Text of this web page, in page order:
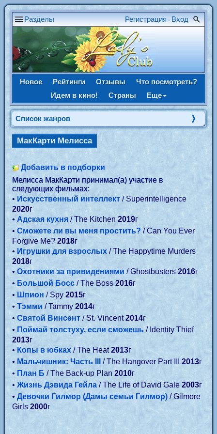
Разделы Регистрация • Вход
Новое Рейтинги Отзывы
Что посмотреть?
Идем в кино!
Страны Еще
Список жанров
МакКарти Мелисса
Добавить в подборки
Мелисса МакКарти принимал(а) участие в
следующих фильмах:
• Искусственный интеллект / Superintelligence
2020г
• Адская кухня/ The Kitchen 2019г
• Сможете ли вы меня простить? / Can You Ever
Forgive Me? 2018г
• Игрушки для взрослых / The Happytime Murders
2018г
•Охотники за привидениями/ Ghostbusters 2016г
• Большой Босс/ The Boss 2016г
• Шпион/ Spy2015г
• Тэмми / Tammy 2014г
•Святой Винсент / St. Vincent2014г
• Поймай толстуху, если сможешь / Identity Thief
2013г
• Копы в юбках / The Heat2013г
• Мальчишник: Часть III / The Hangover Part III 2013г
• План Б/ The Back-up Plan 2010г
• Жизнь Дэвида Гейла / The Life of David Gale 2003г
• Девочки Гилмор (Дамы семьи Гилмор) / Gilmore
Girls 2000г